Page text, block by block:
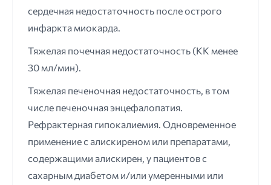
сердечная недостаточность после острого
инфаркта миокарда.
Тяжелая почечная недостаточность (КК менее
30 мл/мин).
Тяжелая печеночная недостаточность, в том
числе печеночная энцефалопатия.
Рефрактерная гипокалиемия. Одновременное
применение с алискиреном или препаратами,
содержащими алискирен, у пациентов с
сахарным диабетом и/или умеренными или